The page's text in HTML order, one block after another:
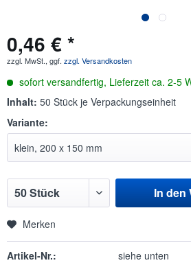
0,46 € *
zzgl. MwSt., ggf. zzgl. Versandkosten
sofort versandfertig, Lieferzeit ca. 2-5
Inhalt: 50 Stück je Verpackungseinheit
Variante:
In den
Merken
Artikel-Nr.: siehe unten